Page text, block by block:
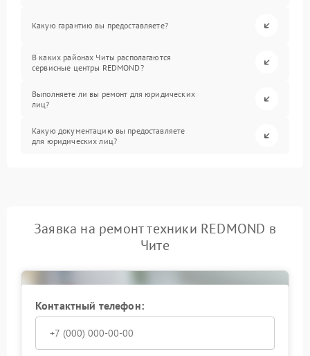
Какую гарантию вы предоставляете?
В каких районах Читы располагаются
сервисные центры REDMOND?
Выполняете ли вы ремонт для юридических
лиц?
Какую документацию вы предоставляете
для юридических лиц?
Заявка на ремонт техники REDMOND в
Чите
Контактный телефон: